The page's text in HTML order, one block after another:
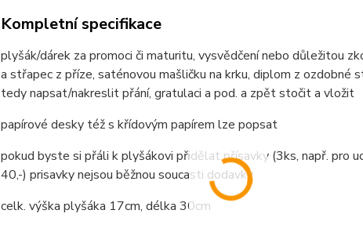
Kompletní specifikace
plyšák/dárek za promoci či maturitu, vysvědčení nebo důležitou
a střapec z příze, saténovou mašličku na krku, diplom z ozdobné
tedy napsat/nakreslit přání, gratulaci a pod. a zpět stočit a vložit
papírové desky též s křídovým papírem lze popsat
pokud byste si přáli k plyšákovi přidělat přísavky (3ks, např. pro
40,-) prisavky nejsou běžnou soucasti dodavky
celk. výška plyšáka 17cm, délka 30cm